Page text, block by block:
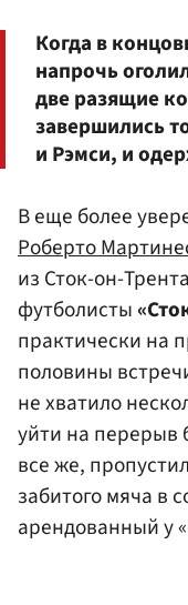
Когда в
напрочь
две разящие
завершились
и Рэмси, и
В еще более
Роберто
из Сток-он-
футболисты
практически на
половины
не хватило
уйти на перерыв
все же,
забитого мяча в
арендованный у